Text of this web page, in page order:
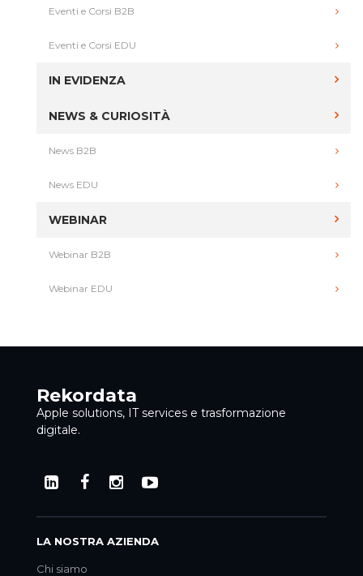
Eventi e Corsi B2B
Eventi e Corsi EDU
IN EVIDENZA
NEWS & CURIOSITÀ
News B2B
News EDU
WEBINAR
Webinar B2B
Webinar EDU
Rekordata
Apple solutions, IT services e trasformazione
digitale.
LA NOSTRA AZIENDA
Chi siamo